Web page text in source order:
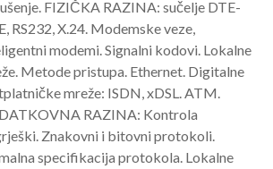
FIZIČKA RAZINA: sučelje DTE-
RS232, X.24. Modemske veze,
modemi. Signalni kodovi. Lokalne
Metode pristupa. Ethernet. Digitalne
mreže: ISDN, xDSL. ATM.
RAZINA: Kontrola
Znakovni i bitovni protokoli.
specifikacija protokola. Lokalne